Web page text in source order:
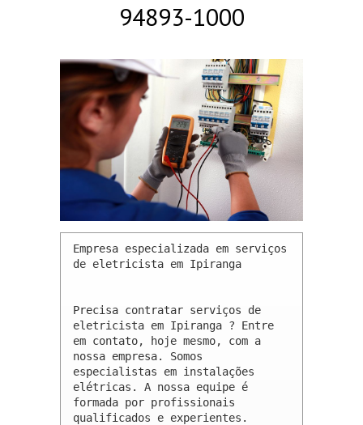
94893-1000
Empresa especializada em serviços
de eletricista em Ipiranga
Precisa contratar serviços de
eletricista em Ipiranga ? Entre
em contato, hoje mesmo, com a
nossa empresa. Somos
especialistas em instalações
elétricas. A nossa equipe é
formada por profissionais
qualificados e experientes.